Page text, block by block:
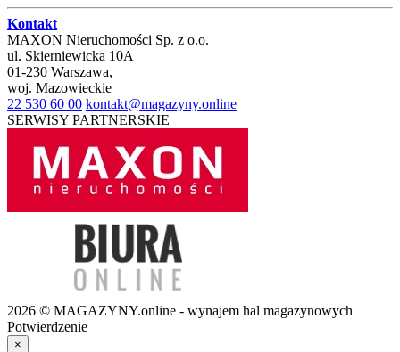
Kontakt
MAXON Nieruchomości Sp. z o.o.
ul. Skierniewicka 10A
01-230 Warszawa,
woj. Mazowieckie
22 530 60 00 kontakt@magazyny.online
SERWISY PARTNERSKIE
2026 © MAGAZYNY.online - wynajem hal magazynowych
Potwierdzenie
×